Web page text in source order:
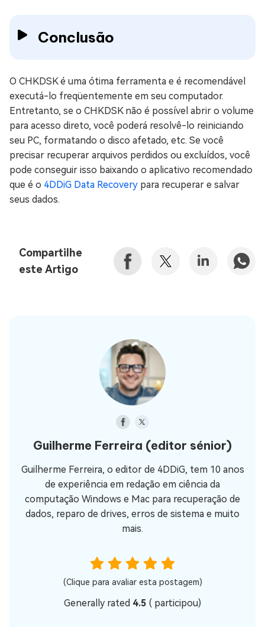
Conclusão
O CHKDSK é uma ótima ferramenta e é recomendável
executá-lo freqüentemente em seu computador.
Entretanto, se o CHKDSK não é possível abrir o volume
para acesso direto, você poderá resolvê-lo reiniciando
seu PC, formatando o disco afetado, etc. Se você
precisar recuperar arquivos perdidos ou excluídos, você
pode conseguir isso baixando o aplicativo recomendado
que é o 4DDiG Data Recovery para recuperar e salvar
seus dados.
Compartilhe
este Artigo
Guilherme Ferreira (editor sénior)
Guilherme Ferreira, o editor de 4DDiG, tem 10 anos
de experiência em redação em ciência da
computação Windows e Mac para recuperação de
dados, reparo de drives, erros de sistema e muito
mais.
(Clique para avaliar esta postagem)
Generally rated 4.5 ( participou)